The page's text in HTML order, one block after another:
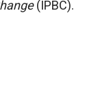
(IPBC).